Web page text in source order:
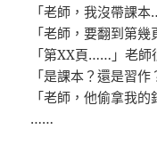
「老師，我沒帶課
「老師，要翻到第
「第XX頁……」老師
「是課本？還是習
「老師，他偷拿我
……